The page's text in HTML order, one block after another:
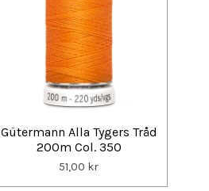
Gütermann Alla Tygers Tråd
200m Col. 350
51,00 kr